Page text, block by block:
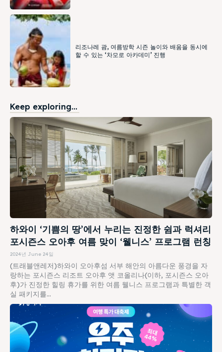
리조나레 괌, 여름방학 시즌 놀이와 배움을 동시에
할 수 있는 ‘차모로 아카데미’ 진행
Keep exploring...
하와이 ‘기쁨의 땅’에서 누리는 진정한 쉼과 럭셔리
포시즌스 오아후 여름 맞이 ‘웰니스’ 프로그램 런칭
2024년 June 24일
(트래블앤레저)하와이 오아후섬 서부 해안의 아름다운 풍경을 자
랑하는 포시즌스 리조트 오아후 앳 코올리나(이하, 포시즌스 오아
후)가 진정한 힐링 휴가를 위한 여름 웰니스 프로그램과 특별한 객
실 패키지를...